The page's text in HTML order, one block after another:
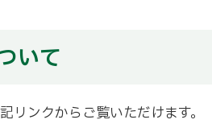
いて
リンクからご覧いただけます。